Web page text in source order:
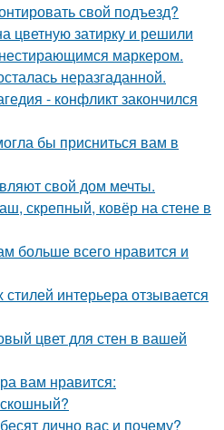
свой подъезд?
цветную затирку и решили
маркером.
неразгаданной.
- конфликт закончился
бы присниться вам в
свой дом мечты.
скрепный, ковёр на стене в
больше всего нравится и
интерьера отзывается
цвет для стен в вашей
вам нравится:
лично вас и почему?